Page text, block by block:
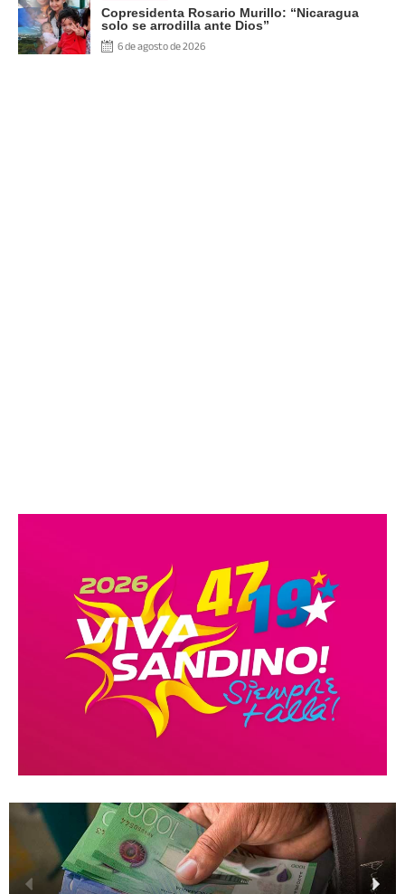
Copresidenta Rosario Murillo: “Nicaragua
solo se arrodilla ante Dios”
6 de agosto de 2026